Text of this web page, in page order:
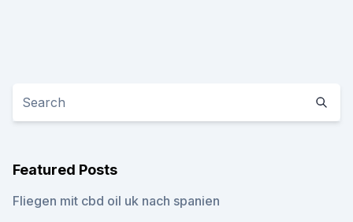
Featured Posts
Fliegen mit cbd oil uk nach spanien